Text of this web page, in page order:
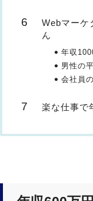
Webマーケ
ん
年収
男性の
会社員
楽な仕事で